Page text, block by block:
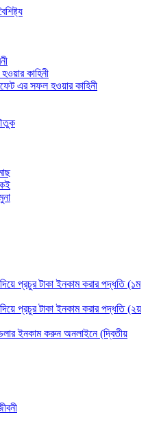
কাহিনী
এর সফল হওয়ার কাহিনী
প্রচুর টাকা ইনকাম করার পদ্ধতি (১ম
প্রচুর টাকা ইনকাম করার পদ্ধতি (২য়
ইনকাম করুন অনলাইনে (দ্বিতীয়